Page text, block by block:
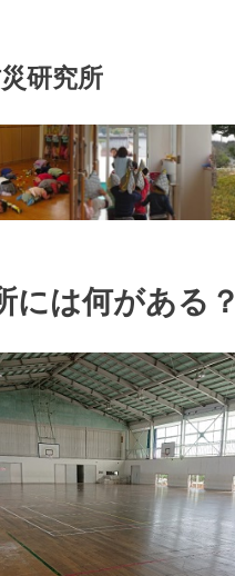
研究所
には何がある？